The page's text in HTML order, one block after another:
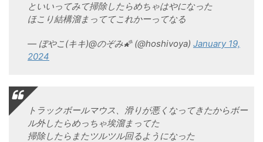
といいってみて掃除したらめちゃはやになった
ほこり結構溜まっててこれかーってなる
— ぼやこ(キキ)@のぞみ🌠 (@hoshivoya) January 19,
2024
トラックボールマウス、滑りが悪くなってきたからボー
ル外したらめっちゃ埃溜まってた
掃除したらまたツルツル回るようになった